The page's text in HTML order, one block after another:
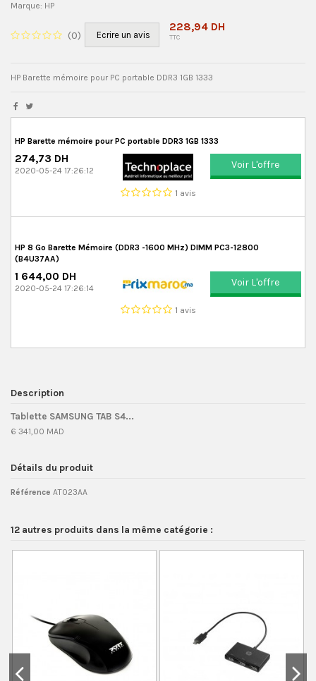
Marque: HP
(0) Ecrire un avis
228,94 DH
TTC
HP Barette mémoire pour PC portable DDR3 1GB 1333
HP Barette mémoire pour PC portable DDR3 1GB 1333
274,73 DH
2020-05-24 17:26:12
1 avis
Voir L'offre
HP 8 Go Barette Mémoire (DDR3 -1600 MHz) DIMM PC3-12800
(B4U37AA)
1 644,00 DH
2020-05-24 17:26:14
1 avis
Voir L'offre
Description
Tablette SAMSUNG TAB S4...
6 341,00 MAD
Détails du produit
Référence AT023AA
12 autres produits dans la même catégorie :